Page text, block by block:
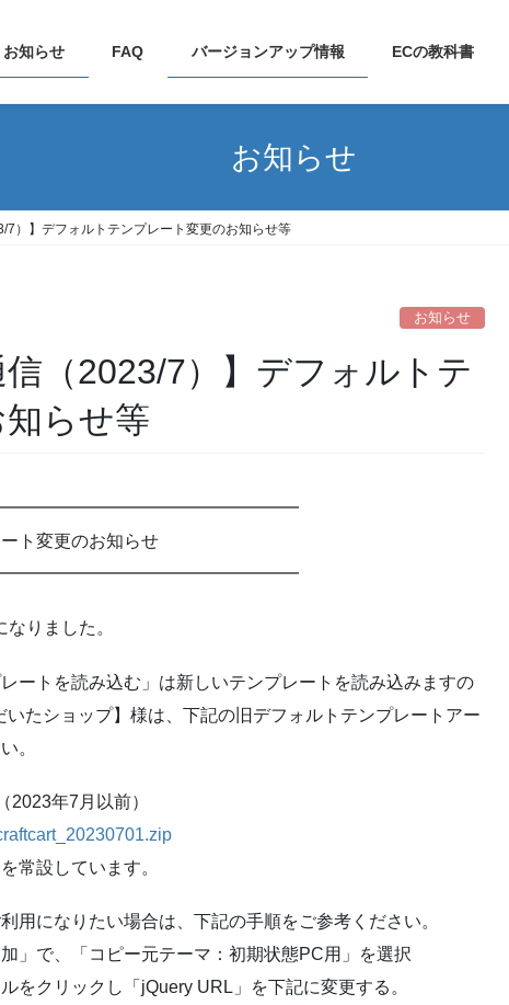
お知らせ FAQ バージョンアップ情報 ECの教科書
お知らせ
7）】デフォルトテンプレート変更のお知らせ等
お知らせ
信（2023/7）】デフォルトテ
らせ等
変更のお知らせ
りました。
ートを読み込む」は新しいテンプレートを読み込みますの
たショップ】様は、下記の旧デフォルトテンプレートアー
。
年7月以前）
常設しています。
用になりたい場合は、下記の手順をご参考ください。
」で、「コピー元テーマ：初期状態PC用」を選択
をクリックし「jQuery URL」を下記に変更する。